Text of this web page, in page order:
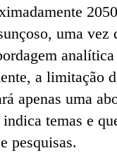
uma vez
a limitação
apenas uma
temas e
pesquisas.